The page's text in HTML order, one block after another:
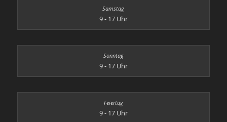
9 - 17 Uhr
9 - 17 Uhr
9 - 17 Uhr